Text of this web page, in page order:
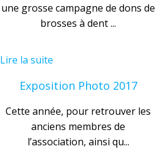
une grosse campagne de dons de
brosses à dent ...
Lire la suite
Exposition Photo 2017
Cette année, pour retrouver les
anciens membres de
l’association, ainsi qu...